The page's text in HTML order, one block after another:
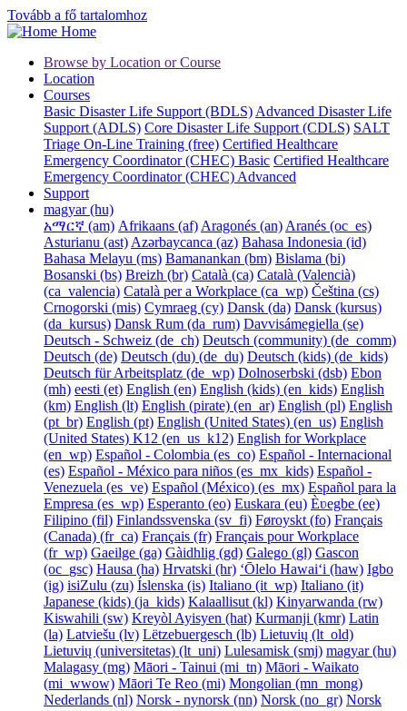
Tovább a fő tartalomhoz
Home
Browse by Location or Course
Location
Courses
Basic Disaster Life Support (BDLS) Advanced Disaster Life
Support (ADLS) Core Disaster Life Support (CDLS) SALT
Triage On-Line Training (free) Certified Healthcare
Emergency Coordinator (CHEC) Basic Certified Healthcare
Emergency Coordinator (CHEC) Advanced
Support
magyar ‎(hu)‎
አማርኛ ‎(am)‎ Afrikaans ‎(af)‎ Aragonés ‎(an)‎ Aranés ‎(oc_es)‎
Asturianu ‎(ast)‎ Azərbaycanca ‎(az)‎ Bahasa Indonesia ‎(id)‎
Bahasa Melayu ‎(ms)‎ Bamanankan ‎(bm)‎ Bislama ‎(bi)‎
Bosanski ‎(bs)‎ Breizh ‎(br)‎ Català ‎(ca)‎ Català (Valencià)
‎(ca_valencia)‎ Català per a Workplace ‎(ca_wp)‎ Čeština ‎(cs)‎
Crnogorski ‎(mis)‎ Cymraeg ‎(cy)‎ Dansk ‎(da)‎ Dansk (kursus)
‎(da_kursus)‎ Dansk Rum ‎(da_rum)‎ Davvisámegiella ‎(se)‎
Deutsch - Schweiz ‎(de_ch)‎ Deutsch (community) ‎(de_comm)‎
Deutsch ‎(de)‎ Deutsch (du) ‎(de_du)‎ Deutsch (kids) ‎(de_kids)‎
Deutsch für Arbeitsplatz ‎(de_wp)‎ Dolnoserbski ‎(dsb)‎ Ebon
‎(mh)‎ eesti ‎(et)‎ English ‎(en)‎ English (kids) ‎(en_kids)‎ English
‎(km)‎ English ‎(lt)‎ English (pirate) ‎(en_ar)‎ English ‎(pl)‎ English
‎(pt_br)‎ English ‎(pt)‎ English (United States) ‎(en_us)‎ English
(United States) K12 ‎(en_us_k12)‎ English for Workplace
‎(en_wp)‎ Español - Colombia ‎(es_co)‎ Español - Internacional
‎(es)‎ Español - México para niños ‎(es_mx_kids)‎ Español -
Venezuela ‎(es_ve)‎ Español (México) ‎(es_mx)‎ Español para la
Empresa ‎(es_wp)‎ Esperanto ‎(eo)‎ Euskara ‎(eu)‎ Èʋegbe ‎(ee)‎
Filipino ‎(fil)‎ Finlandssvenska ‎(sv_fi)‎ Føroyskt ‎(fo)‎ Français
(Canada) ‎(fr_ca)‎ Français ‎(fr)‎ Français pour Workplace
‎(fr_wp)‎ Gaeilge ‎(ga)‎ Gàidhlig ‎(gd)‎ Galego ‎(gl)‎ Gascon
‎(oc_gsc)‎ Hausa ‎(ha)‎ Hrvatski ‎(hr)‎ ʻŌlelo Hawaiʻi ‎(haw)‎ Igbo
‎(ig)‎ isiZulu ‎(zu)‎ Íslenska ‎(is)‎ Italiano ‎(it_wp)‎ Italiano ‎(it)‎
Japanese (kids) ‎(ja_kids)‎ Kalaallisut ‎(kl)‎ Kinyarwanda ‎(rw)‎
Kiswahili ‎(sw)‎ Kreyòl Ayisyen ‎(hat)‎ Kurmanji ‎(kmr)‎ Latin
‎(la)‎ Latviešu ‎(lv)‎ Lëtzebuergesch ‎(lb)‎ Lietuvių ‎(lt_old)‎
Lietuvių (universitetas) ‎(lt_uni)‎ Lulesamisk ‎(smj)‎ magyar ‎(hu)‎
Malagasy ‎(mg)‎ Māori - Tainui ‎(mi_tn)‎ Māori - Waikato
‎(mi_wwow)‎ Māori Te Reo ‎(mi)‎ Mongolian ‎(mn_mong)‎
Nederlands ‎(nl)‎ Norsk - nynorsk ‎(nn)‎ Norsk ‎(no_gr)‎ Norsk